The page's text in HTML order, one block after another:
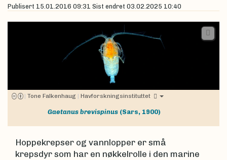
Publisert 15.01.2016 09:31 Sist endret 03.02.2025 10:40
| Tone Falkenhaug | Havforskningsinstituttet
Gaetanus brevispinus (Sars, 1900)
Hoppekrepser og vannlopper er små
krepsdyr som har en nøkkelrolle i den marine